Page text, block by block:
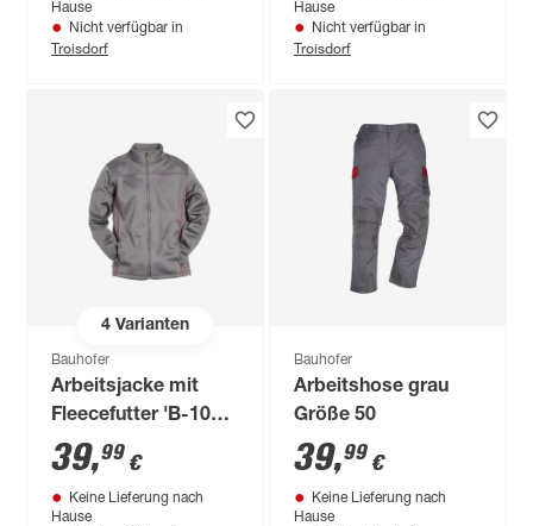
Hause
Nicht verfügbar in
Troisdorf
Hause
Nicht verfügbar in
Troisdorf
4Varianten
Bauhofer
Arbeitsjacke mit
Fleecefutter 'B-100'
grau Größe XL
39,99 €
Keine Lieferung nach
Hause
Bauhofer
Arbeitshose grau
Größe 50
39,99 €
Keine Lieferung nach
Hause